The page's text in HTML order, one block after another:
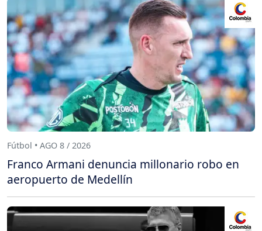
Fútbol • AGO 8 / 2026
Franco Armani denuncia millonario robo en
aeropuerto de Medellín